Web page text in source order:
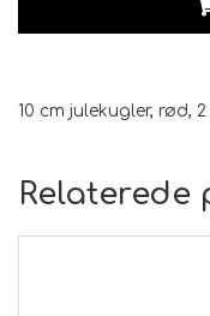
10 cm julekugler, rød,
Relaterede